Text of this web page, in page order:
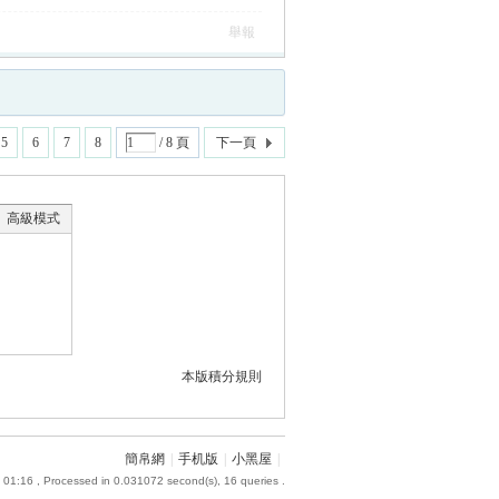
舉報
5 6 7 8 / 8 頁 下一頁
高級模式
本版積分規則
簡帛網 手机版 小黑屋
01:16 , Processed in 0.031072 second(s), 16 queries .